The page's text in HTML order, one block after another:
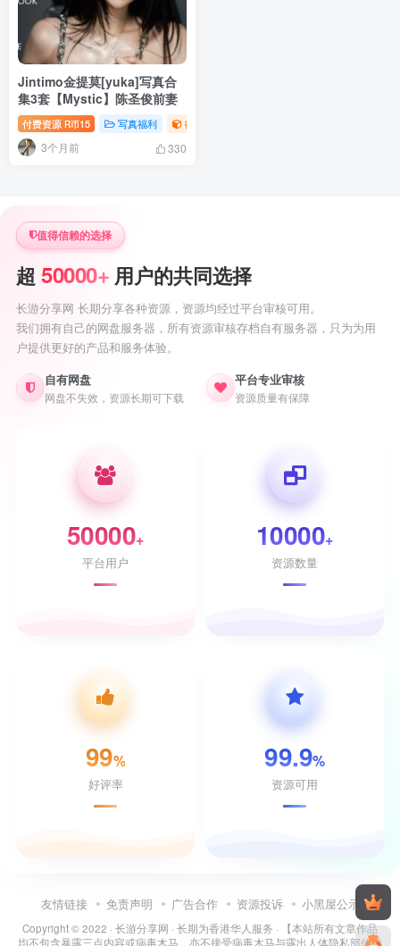
Jintimo金提莫[yuka]写真合
集3套【Mystic】陈圣俊前妻
付费资源 R币15 写真福利 御姐写真照片专题
3个月前 330
值得信赖的选择
超 50000+ 用户的共同选择
长游分享网 长期分享各种资源，资源均经过平台审核可用。
我们拥有自己的网盘服务器，所有资源审核存档自有服务器，只为为用
户提供更好的产品和服务体验。
自有网盘
网盘不失效，资源长期可下载
平台专业审核
资源质量有保障
50000+
平台用户
10000+
资源数量
99%
好评率
99.9%
资源可用
友情链接 免责声明 广告合作 资源投诉 小黑屋公示
Copyright © 2022 · 长游分享网 · 长期为香港华人服务 · 【本站所有文章作品
均不包含暴露三点内容或病毒木马，亦不接受病毒木马与露出人体隐私部位投